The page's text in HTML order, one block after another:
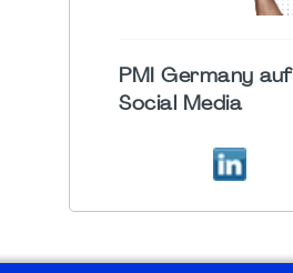
PMI Germany auf
Social Media